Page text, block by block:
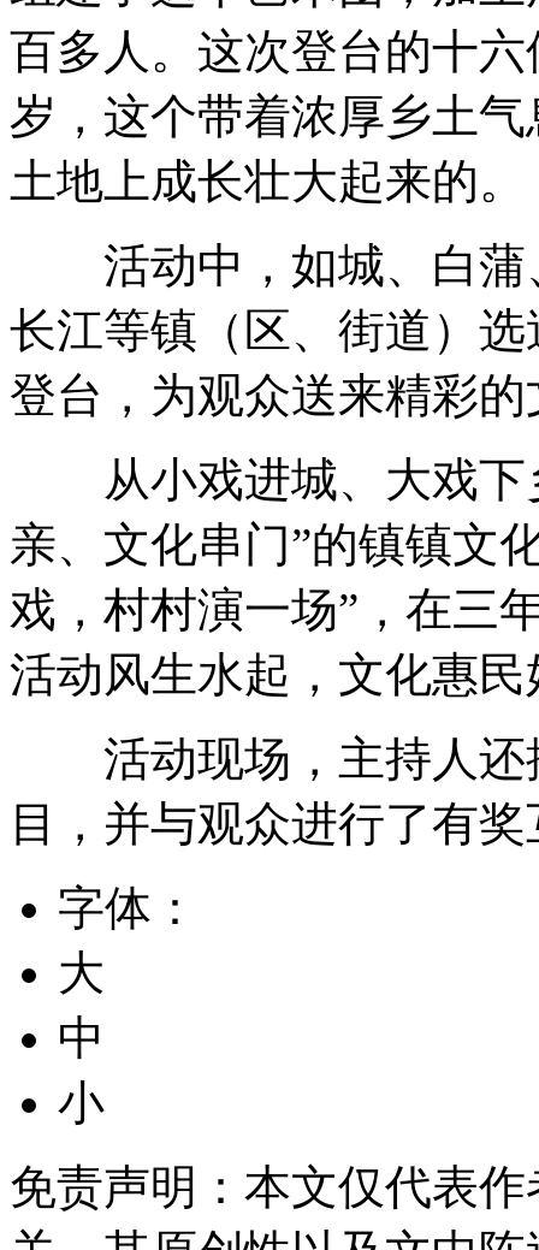
百多人。这次登台的十
岁，这个带着浓厚乡土
土地上成长壮大起来的。
活动中，如城、白蒲
长江等镇（区、街道）
登台，为观众送来精彩
从小戏进城、大戏下
亲、文化串门”的镇镇文
戏，村村演一场”，在三
活动风生水起，文化惠
活动现场，主持人还
目，并与观众进行了有
字体：
大
中
小
免责声明：本文仅代表